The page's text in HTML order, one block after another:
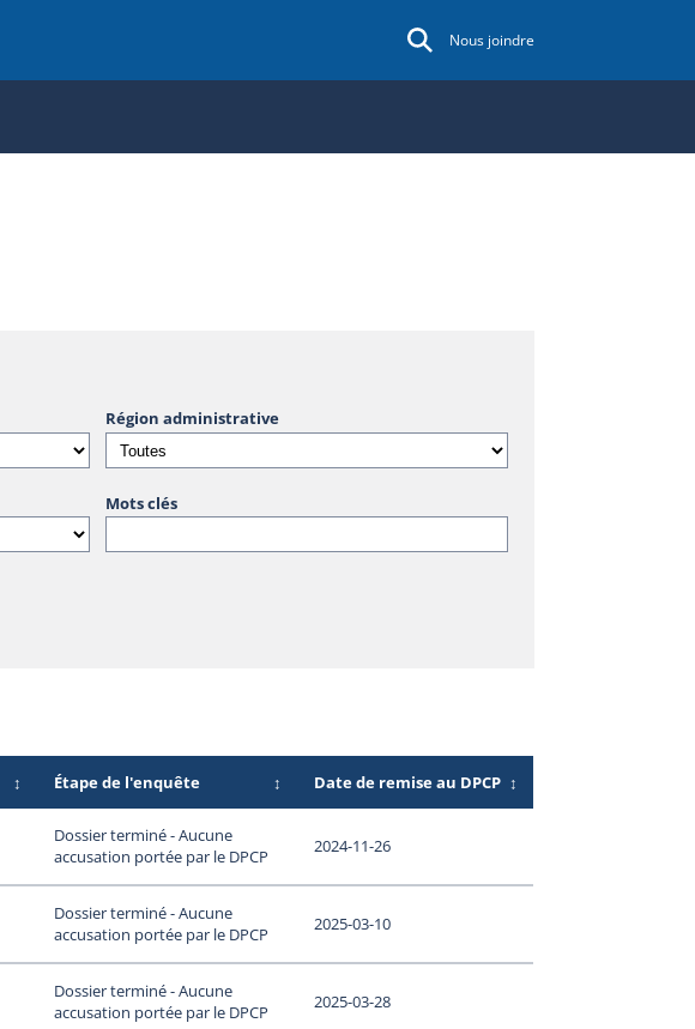
Nous joindre
Région administrative
Mots clés
↕ Étape de l'enquête ↕ Date de remise au DPCP ↕
Dossier terminé - Aucune
accusation portée par le DPCP
2024-11-26
Dossier terminé - Aucune
accusation portée par le DPCP
2025-03-10
Dossier terminé - Aucune
accusation portée par le DPCP
2025-03-28